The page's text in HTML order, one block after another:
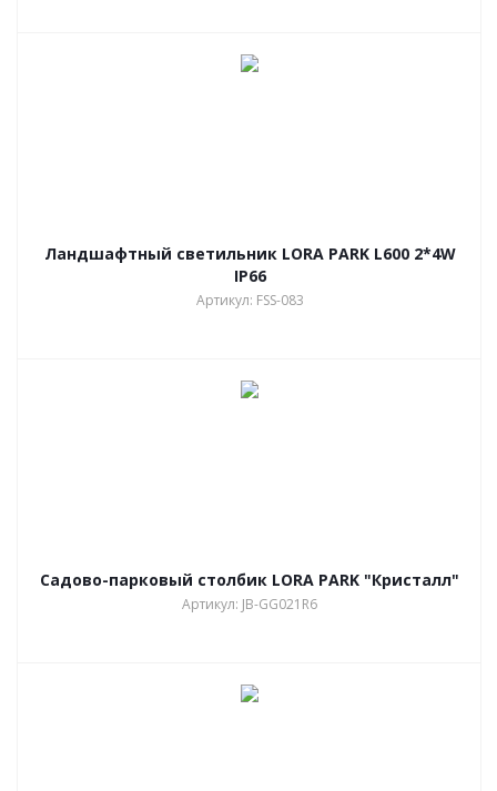
Ландшафтный светильник LORA PARK L600 2*4W
IP66
Артикул: FSS-083
Садово-парковый столбик LORA PARK "Кристалл"
Артикул: JB-GG021R6